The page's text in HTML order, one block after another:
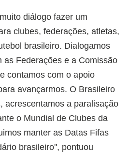
diálogo fazer um
clubes, federações, atletas,
brasileiro. Dialogamos
as Federações e a Comissão
contamos com o apoio
avançarmos. O Brasileiro
acrescentamos a paralisação
o Mundial de Clubes da
manter as Datas Fifas
brasileiro'', pontuou